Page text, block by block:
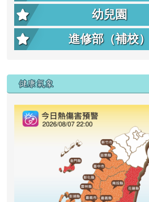
幼兒園
進修部（補校）
右邊區域內容
健康氣象